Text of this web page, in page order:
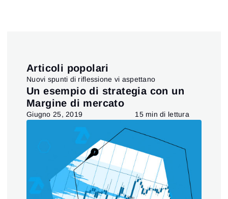
Articoli popolari
Nuovi spunti di riflessione vi aspettano
Un esempio di strategia con un
Margine di mercato
Giugno 25, 2019 15 min di lettura